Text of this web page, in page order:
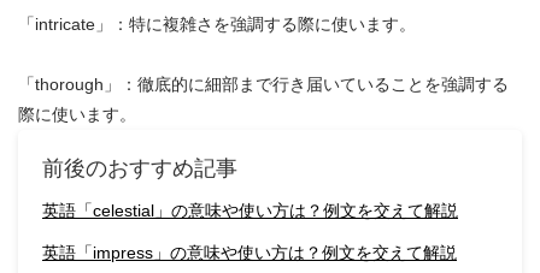
「intricate」：特に複雑さを強調する際に使います。
「thorough」：徹底的に細部まで行き届いていることを強調する
際に使います。
前後のおすすめ記事
英語「celestial」の意味や使い方は？例文を交えて解説
英語「impress」の意味や使い方は？例文を交えて解説